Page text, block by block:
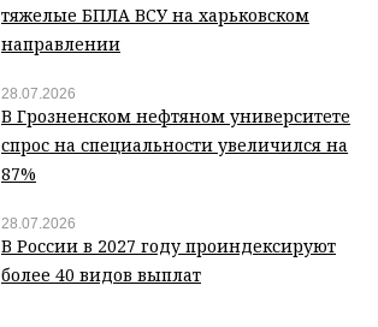
тяжелые БПЛА ВСУ на харьковском
направлении
28.07.2026
В Грозненском нефтяном университете
спрос на специальности увеличился на
87%
28.07.2026
В России в 2027 году проиндексируют
более 40 видов выплат